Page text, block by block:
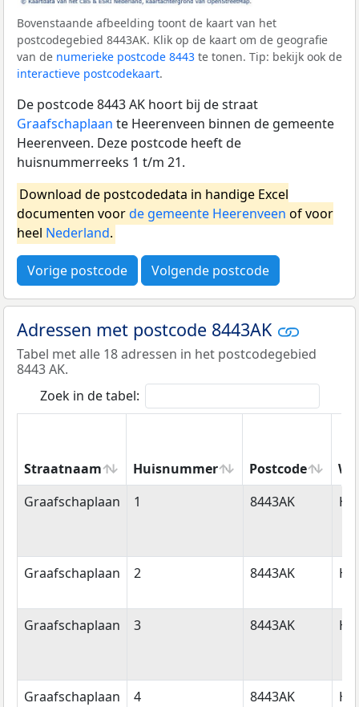
Bovenstaande afbeelding toont de kaart van het
postcodegebied 8443AK. Klik op de kaart om de geografie
van de numerieke postcode 8443 te tonen. Tip: bekijk ook de
interactieve postcodekaart.
De postcode 8443 AK hoort bij de straat
Graafschaplaan te Heerenveen binnen de gemeente
Heerenveen. Deze postcode heeft de
huisnummerreeks 1 t/m 21.
Download de postcodedata in handige Excel
documenten voorde gemeente Heerenveen of voor
heel Nederland.
Vorige postcode Volgende postcode
Adressen met postcode 8443AK
Tabel met alle 18 adressen in het postcodegebied
8443 AK.
Zoek in de tabel:
Straatnaam Huisnummer Postcode
Straatnaam
Huisnummer Postcode
Graafschaplaan 1 8443AK
Graafschaplaan 2 8443AK
Graafschaplaan 3 8443AK
Graafschaplaan 4 8443AK